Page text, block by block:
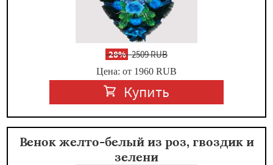
-28%2509 RUB
Цена: от 1960 RUB
Купить
Венок желто-белый из роз, гвоздик и
зелени